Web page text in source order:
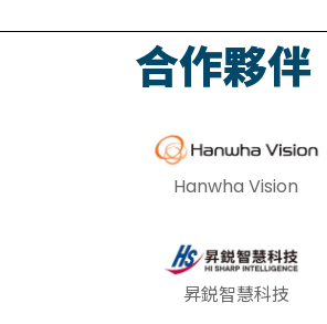
合作夥伴
Hanwha Vision
昇鋭智慧科技